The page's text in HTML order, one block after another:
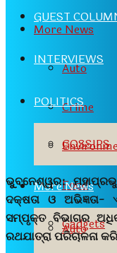
More News
Auto
Crime
Food
Gadgets
GUEST
INTERVIEWS
POLITICS
GOSSIPS
More News
Auto
ଭୁୁବନେଶ୍ୱର:
ଦକ୍ଷତା ଓ
ସମ୍ପୃକ୍ତ ବିଭାଗର
ରଥଯାତ୍ରା ପରିଚାଳନା